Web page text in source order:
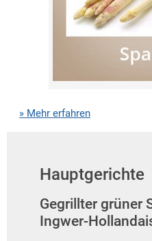
» Mehr erfahren
Hauptgerichte
Gegrillter grüner
Ingwer-